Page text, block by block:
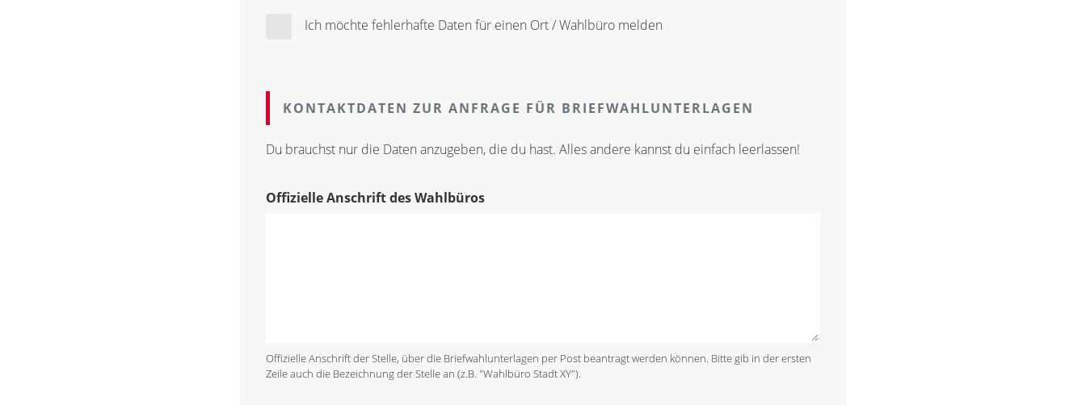
Ich möchte fehlerhafte Daten für einen Ort / Wahlbüro melden
KONTAKTDATEN ZUR ANFRAGE FÜR BRIEFWAHLUNTERLAGEN
Du brauchst nur die Daten anzugeben, die du hast. Alles andere kannst du einfach leerlassen!
Offizielle Anschrift des Wahlbüros
Offizielle Anschrift der Stelle, über die Briefwahlunterlagen per Post beantragt werden können. Bitte gib in der ersten
Zeile auch die Bezeichnung der Stelle an (z.B. "Wahlbüro Stadt XY").